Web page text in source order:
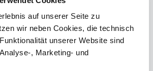
auf unserer Seite zu
wir neben Cookies, die technisch
unserer Website sind
, Marketing- und
mit renommierten Partneruniversitäten